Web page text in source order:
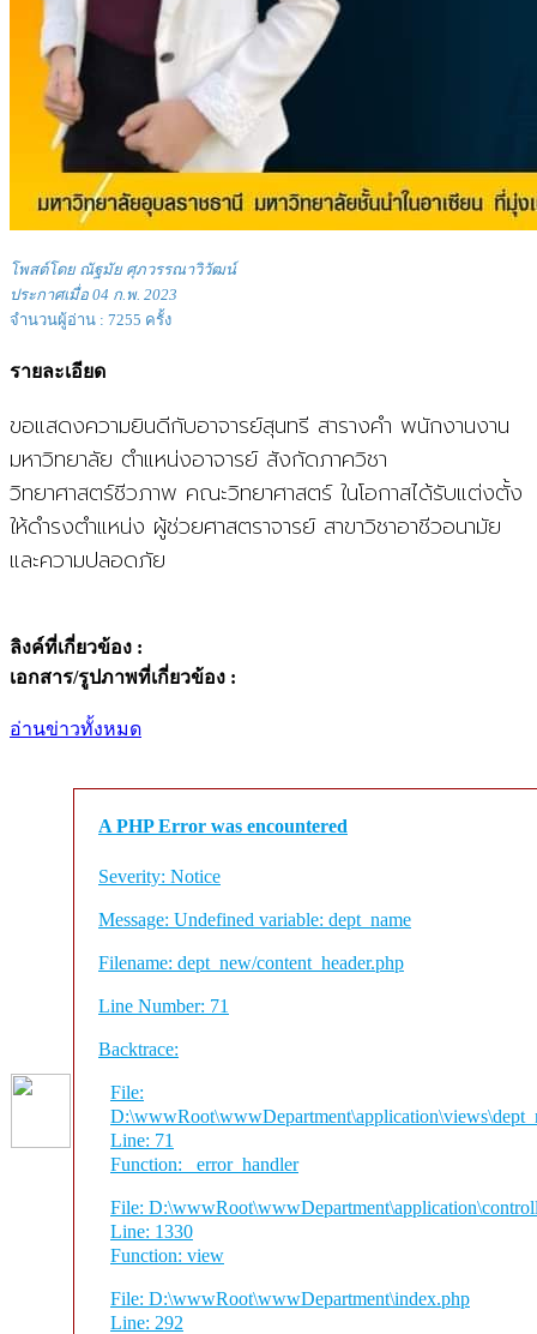
โพสต์โดย ณัฐมัย ศุภวรรณาวิวัฒน์
ประกาศเมื่อ 04 ก.พ. 2023
จำนวนผู้อ่าน : 7255 ครั้ง
รายละเอียด
ขอแสดงความยินดีกับอาจารย์สุนทรี สารางคำ พนักงานงาน
มหาวิทยาลัย ตำแหน่งอาจารย์ สังกัดภาควิชา
วิทยาศาสตร์ชีวภาพ คณะวิทยาศาสตร์ ในโอกาสได้รับแต่งตั้ง
ให้ดำรงตำแหน่ง ผู้ช่วยศาสตราจารย์ สาขาวิชาอาชีวอนามัย
และความปลอดภัย
ลิงค์ที่เกี่ยวข้อง :
เอกสาร/รูปภาพที่เกี่ยวข้อง :
อ่านข่าวทั้งหมด
A PHP Error was encountered
Severity: Notice
Message: Undefined variable: dept_name
Filename: dept_new/content_header.php
Line Number: 71
Backtrace:
File:
Line: 71
Function: _error_handler
File:
Line: 1330
Function: view
File: D:\wwwRoot\wwwDepartment\index.php
Line: 292